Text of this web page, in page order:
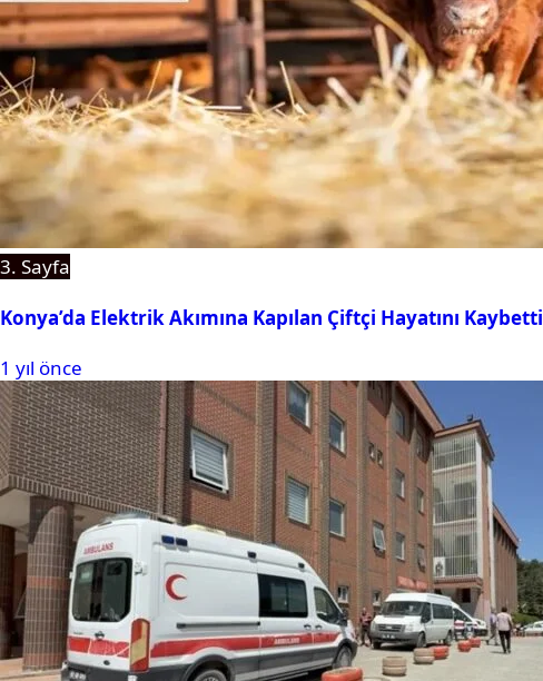
3. Sayfa
Konya’da Elektrik Akımına Kapılan Çiftçi Hayatını Kaybetti
1 yıl önce